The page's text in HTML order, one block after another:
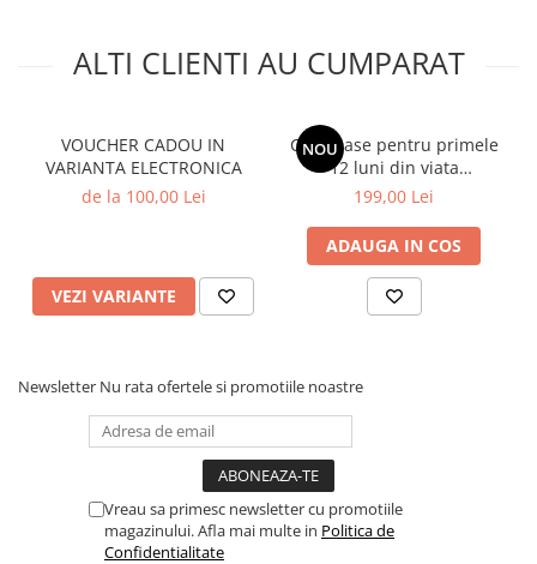
ALTI CLIENTI AU CUMPARAT
VOUCHER CADOU IN
VARIANTA ELECTRONICA
de la 100,00 Lei
VEZI VARIANTE
NOU
Cartonase pentru primele
12 luni din viata
bebelusului
199,00 Lei
ADAUGA IN COS
Newsletter Nu rata ofertele si promotiile noastre
Vreau sa primesc newsletter cu promotiile
magazinului. Afla mai multe in Politica de
Confidentialitate